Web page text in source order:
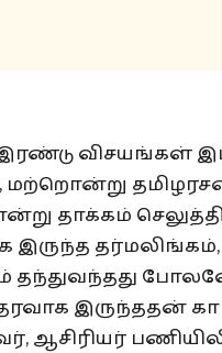
விசயங்கள்
மற்றொன்று
தாக்கம்
இருந்த
இருந்ததன்
ஆசிரியர்